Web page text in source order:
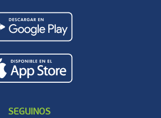
SEGUINOS